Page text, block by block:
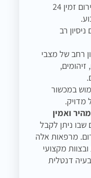
טיפול חירום זמין 24
רב
רחב של מצבי
במכשור
מדויק.
ואמין
ניתן לקבל
מרפאות אלה
מקצועי
דנטלית